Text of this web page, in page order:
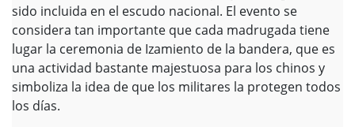
sido incluida en el escudo nacional. El evento se
considera tan importante que cada madrugada tiene
lugar la ceremonia de Izamiento de la bandera, que es
una actividad bastante majestuosa para los chinos y
simboliza la idea de que los militares la protegen todos
los días.